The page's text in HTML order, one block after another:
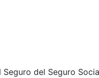
del Seguro